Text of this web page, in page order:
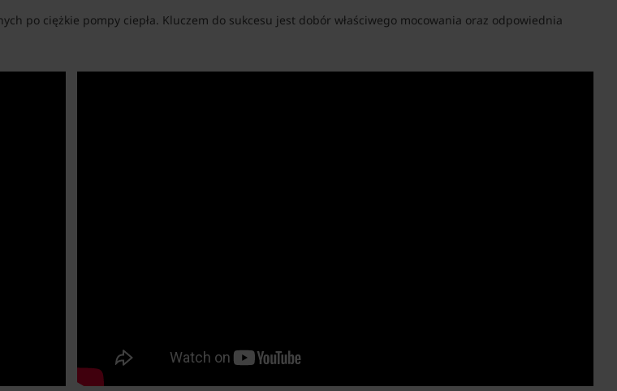
po ciężkie pompy ciepła. Kluczem do sukcesu jest dobór właściwego mocowania oraz odpowiednia